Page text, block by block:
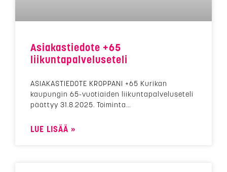
Asiakastiedote +65
liikuntapalveluseteli
ASIAKASTIEDOTE KROPPANI +65 Kurikan
kaupungin 65-vuotiaiden liikuntapalveluseteli
päättyy 31.8.2025. Toiminta
LUE LISÄÄ »